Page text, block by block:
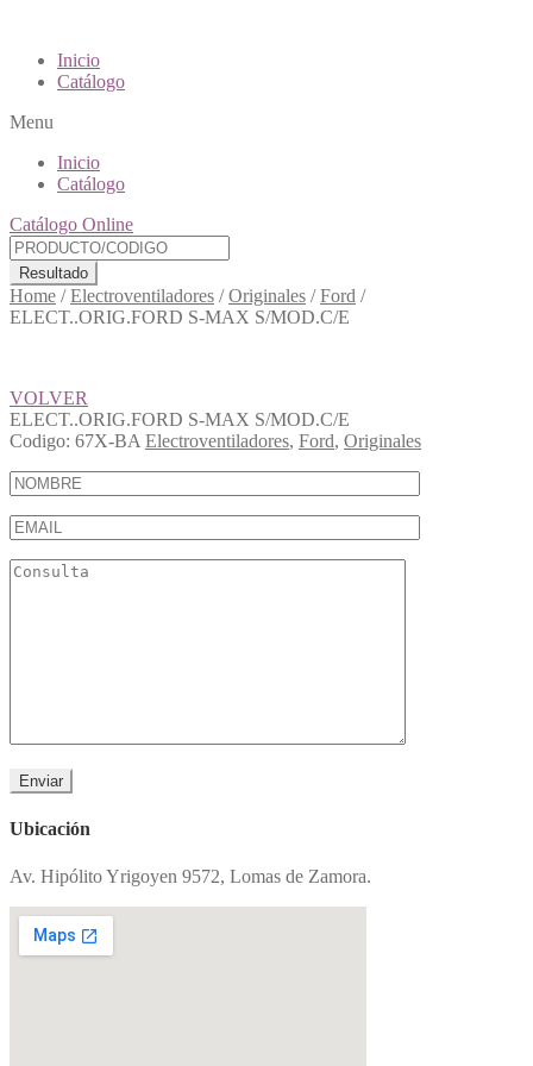
Inicio
Catálogo
Menu
Inicio
Catálogo
Catálogo Online
Resultado
Home /Electroventiladores /Originales /Ford /
ELECT..ORIG.FORD S-MAX S/MOD.C/E
VOLVER
ELECT..ORIG.FORD S-MAX S/MOD.C/E
Codigo: 67X-BA Electroventiladores, Ford, Originales
Ubicación
Av. Hipólito Yrigoyen 9572, Lomas de Zamora.